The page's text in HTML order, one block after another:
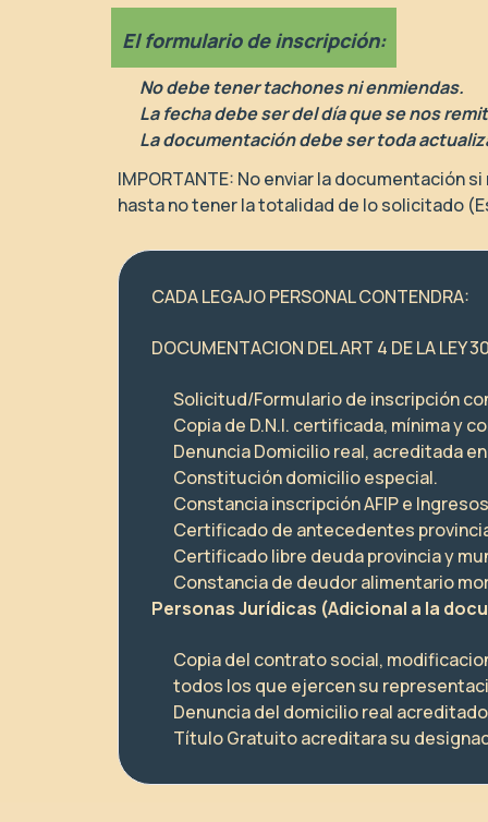
El formulario de inscripción:
No debe tener tachones ni enmiendas.
La fecha debe ser del día que se nos
La documentación debe ser toda
IMPORTANTE: No enviar la documentación
hasta no tener la totalidad de lo solicitado
CADA LEGAJO PERSONAL CONTENDRA:
DOCUMENTACION DEL ART 4 DE LA LEY
Solicitud/Formulario de inscripción
Copia de D.N.I. certificada, mínima y
Denuncia Domicilio real, acreditada en
Constitución domicilio especial.
Constancia inscripción AFIP e
Certificado de antecedentes
Certificado libre deuda provincia y
Constancia de deudor alimentario
Personas Jurídicas (Adicional a la
Copia del contrato social,
todos los que ejercen su
Denuncia del domicilio real
Título Gratuito acreditara su